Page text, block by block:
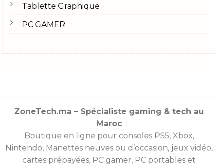
Tablette Graphique
PC GAMER
ZoneTech.ma – Spécialiste gaming & tech au
Maroc
Boutique en ligne pour consoles PS5, Xbox,
Nintendo, Manettes neuves ou d’occasion, jeux vidéo,
cartes prépayées, PC gamer, PC portables et